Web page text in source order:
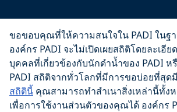
ขอขอบคุณที่ให้ความสนใจใน PADI ในฐ
องค์กร PADI จะไม่เปิดเผยสถิติโดยละเอี
บุคคลที่เกี่ยวข้องกับนักดำน้ำของ PADI ห
PADI สถิติจากทั่วโลกที่มีการขอบ่อยที่สุด
สถิตินี้ คุณสามารถทำสำเนาสิ่งเหล่านี้ทั้ง
เพื่อการใช้งานส่วนตัวของคุณได้ องค์กร